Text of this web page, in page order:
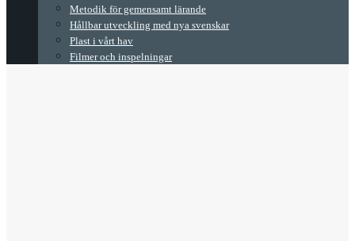
Metodik för gemensamt lärande
Hållbar utveckling med nya svenskar
Plast i vårt hav
Filmer och inspelningar